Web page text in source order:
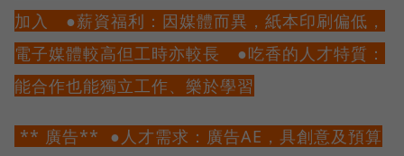
加入 ●薪資福利：因媒體而異，紙本印刷偏低，
電子媒體較高但工時亦較長 ●吃香的人才特質：
能合作也能獨立工作、樂於學習
** 廣告** ●人才需求：廣告AE，具創意及預算